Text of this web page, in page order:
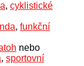
, cyklistické
, funkční
nebo
, sportovní